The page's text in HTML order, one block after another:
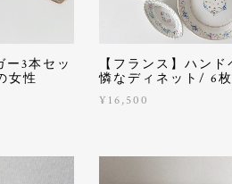
ー3本セッ
女性
【フランス】ハン
憐なディネット/ 6枚
¥16,500